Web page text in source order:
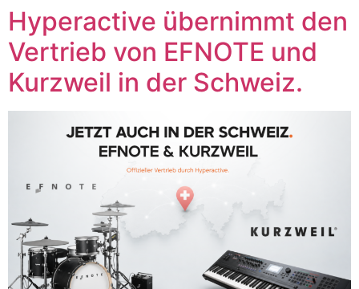
Zum
Inhalt
springen
Hyperactive übernimmt den
Vertrieb von EFNOTE und
Kurzweil in der Schweiz.